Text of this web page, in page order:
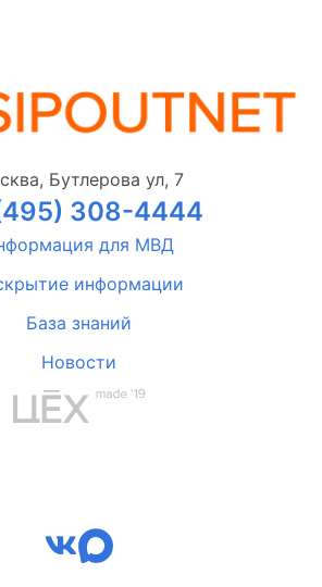
Бутлерова ул, 7
308-4444
для МВД
информации
База знаний
Новости